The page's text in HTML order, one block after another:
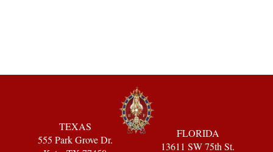
TEXAS
555 Park Grove Dr.
FLORIDA
13611 SW 75th St.